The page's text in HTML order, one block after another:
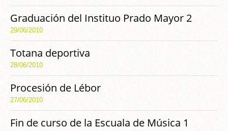
Graduación del Instituo Prado Mayor 2
29/06/2010
Totana deportiva
28/06/2010
Procesión de Lébor
27/06/2010
Fin de curso de la Escuala de Música 1